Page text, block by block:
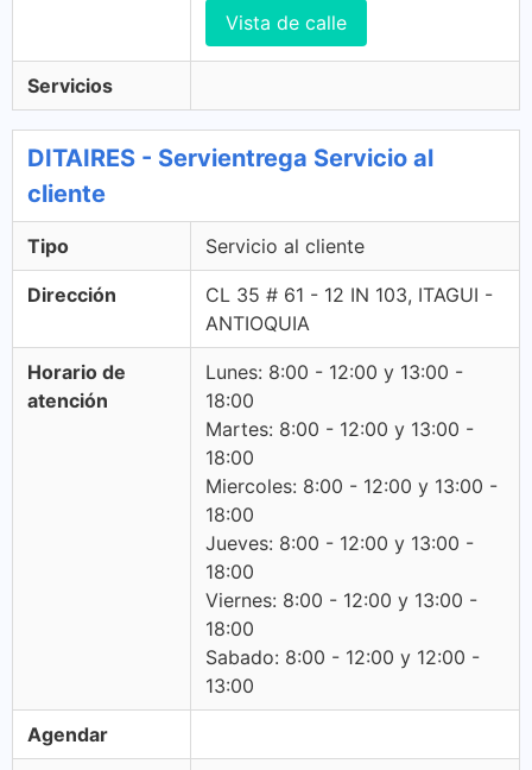
Vista de calle
Servicios
DITAIRES - Servientrega Servicio al
cliente
Tipo Servicio al cliente
Dirección
CL 35 # 61 - 12 IN 103, ITAGUI -
ANTIOQUIA
Horario de
atención
Lunes: 8:00 - 12:00 y 13:00 -
18:00
Martes: 8:00 - 12:00 y 13:00 -
18:00
Miercoles: 8:00 - 12:00 y 13:00 -
18:00
Jueves: 8:00 - 12:00 y 13:00 -
18:00
Viernes: 8:00 - 12:00 y 13:00 -
18:00
Sabado: 8:00 - 12:00 y 12:00 -
13:00
Agendar